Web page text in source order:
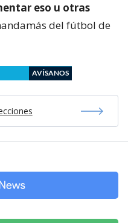
eso u otras
del fútbol de
AVÍSANOS